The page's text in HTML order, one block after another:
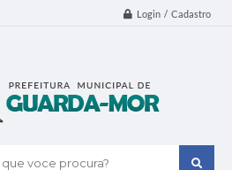
Login / Cadastro